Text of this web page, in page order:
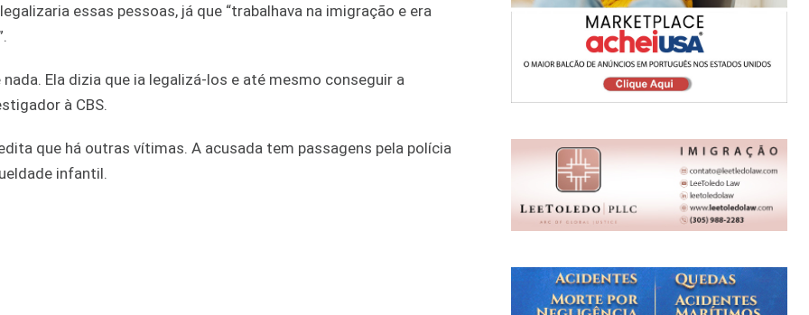
essas pessoas, já que “trabalhava na imigração e era
Ela dizia que ia legalizá-los e até mesmo conseguir a
à CBS.
que há outras vítimas. A acusada tem passagens pela polícia
infantil.